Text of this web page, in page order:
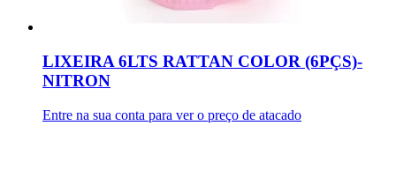
LIXEIRA 6LTS RATTAN COLOR (6PÇS)-
NITRON
Entre na sua conta para ver o preço de atacado